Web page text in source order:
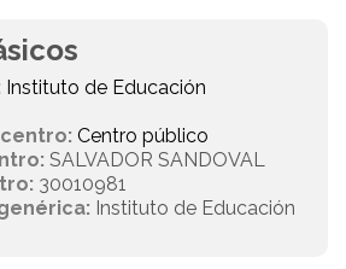
Instituto de Educación
Centro público
SALVADOR SANDOVAL
30010981
Instituto de Educación